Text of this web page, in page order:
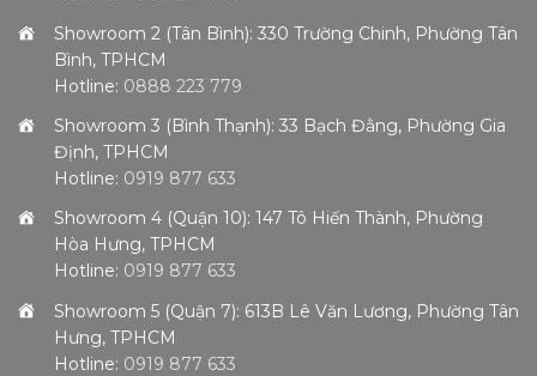
Showroom 2 (Tân Bình): 330 Trường Chinh, Phường Tân
Bình, TPHCM
Hotline: 0888 223 779
Showroom 3 (Bình Thạnh): 33 Bạch Đằng, Phường Gia
Định, TPHCM
Hotline: 0919 877 633
Showroom 4 (Quận 10): 147 Tô Hiến Thành, Phường
Hòa Hưng, TPHCM
Hotline: 0919 877 633
Showroom 5 (Quận 7): 613B Lê Văn Lương, Phường Tân
Hưng, TPHCM
Hotline: 0919 877 633